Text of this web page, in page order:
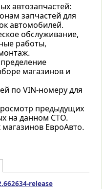
автозапчастей:
запчастей для
автомобилей.
обслуживание,
работы,
магазинов и
по VIN-номеру для
предыдущих
на данном СТО.
ЕвроАвто.
release